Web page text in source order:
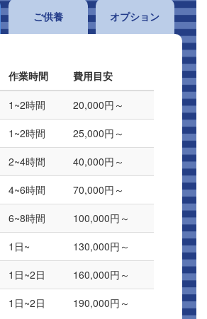
ご供養 オプション
作業時間 費用目安
1~2時間
20,000円～
1~2時間
25,000円～
2~4時間
40,000円～
4~6時間
70,000円～
6~8時間
100,000円～
1日~
130,000円～
1日~2日
160,000円～
1日~2日 190,000円～